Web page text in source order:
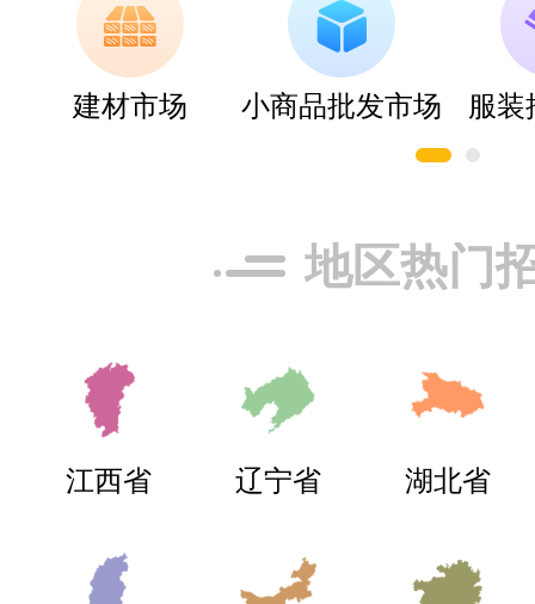
推荐星级：
5
关注人数：
预算参考：￥
品牌电话：
今顶KIND
预算参考：￥
建材市场 小商品批发市场 服装
地区热门
江西省 辽宁省 湖北省
潘构 代理地区 -
想了解轻松表计品牌